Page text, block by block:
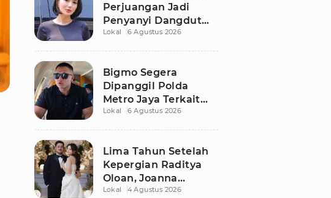
Perjuangan Jadi
Penyanyi Dangdut
Sejak SMP, Pernah
Lokal 6 Agustus 2026
Bigmo Segera
Dipanggil Polda
Metro Jaya Terkait
Dugaan Libatkan
Lokal 6 Agustus 2026
Lima Tahun Setelah
Kepergian Raditya
Oloan, Joanna
Alexandra Kembali
Lokal 4 Agustus 2026